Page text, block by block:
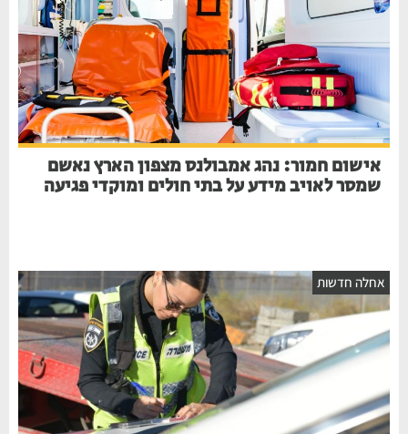
אישום חמור: נהג אמבולנס מצפון הארץ נאשם
שמסר לאויב מידע על בתי חולים ומוקדי פגיעה
אחלה חדשות